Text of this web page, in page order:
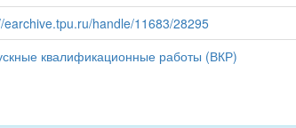
earchive.tpu.ru/handle/11683/28295
квалификационные работы (ВКР)